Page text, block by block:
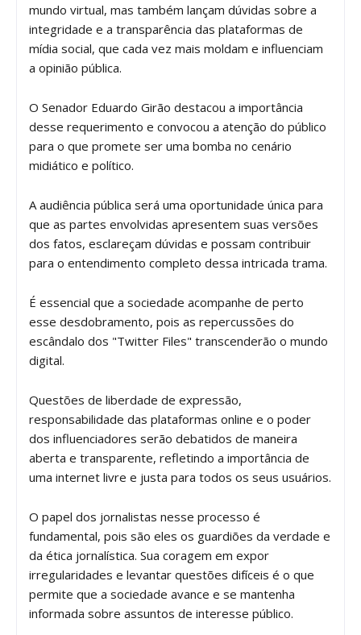
mundo virtual, mas também lançam dúvidas sobre a
integridade e a transparência das plataformas de
mídia social, que cada vez mais moldam e influenciam
a opinião pública.
O Senador Eduardo Girão destacou a importância
desse requerimento e convocou a atenção do público
para o que promete ser uma bomba no cenário
midiático e político.
A audiência pública será uma oportunidade única para
que as partes envolvidas apresentem suas versões
dos fatos, esclareçam dúvidas e possam contribuir
para o entendimento completo dessa intricada trama.
É essencial que a sociedade acompanhe de perto
esse desdobramento, pois as repercussões do
escândalo dos "Twitter Files" transcenderão o mundo
digital.
Questões de liberdade de expressão,
responsabilidade das plataformas online e o poder
dos influenciadores serão debatidos de maneira
aberta e transparente, refletindo a importância de
uma internet livre e justa para todos os seus usuários.
O papel dos jornalistas nesse processo é
fundamental, pois são eles os guardiões da verdade e
da ética jornalística. Sua coragem em expor
irregularidades e levantar questões difíceis é o que
permite que a sociedade avance e se mantenha
informada sobre assuntos de interesse público.